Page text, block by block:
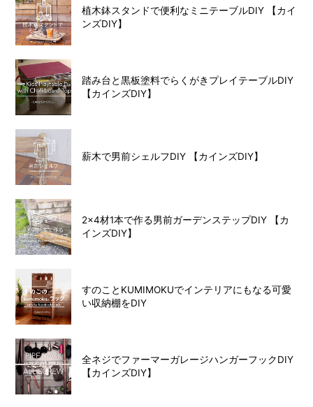
植木鉢スタンドで便利なミニテーブルDIY 【カイ
ンズDIY】
踏み台と黒板塗料でらくがきプレイテーブルDIY
【カインズDIY】
薪木で男前シェルフDIY 【カインズDIY】
2×4材1本で作る男前ガーデンステップDIY 【カ
インズDIY】
すのことKUMIMOKUでインテリアにもなる可愛
い収納棚をDIY
全ネジでファーマーガレージハンガーフックDIY
【カインズDIY】